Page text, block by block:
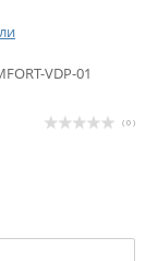
VDP-01
( 0 )